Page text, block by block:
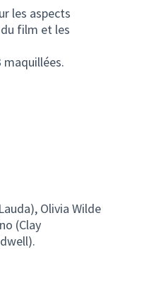
les aspects
film et les
maquillées.
Olivia Wilde
(Clay